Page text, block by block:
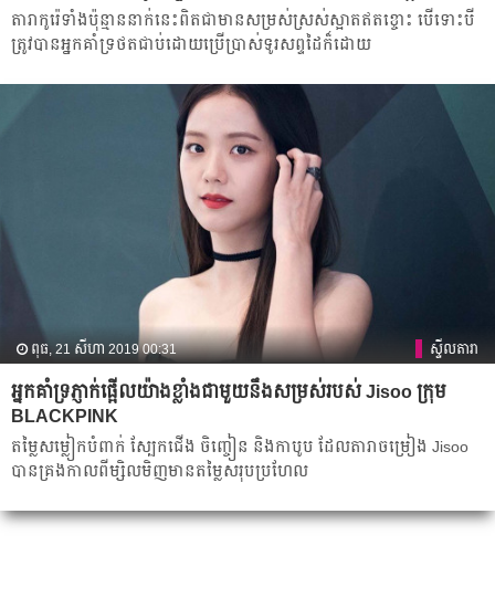
តារា​កូរ៉េ​ទាំង​ប៉ុន្មាន​នាក់​នេះ​ពិត​ជា​មាន​សម្រស់​ស្រស់​ស្អាត​ឥត​ខ្ចោះ​ បើ​ទោះបី​
ត្រូវ​បាន​អ្នក​គាំទ្រ​ថត​ជាប់​ដោយ​ប្រើ​ប្រាស់​ទូរសព្ទ​ដៃ​ក៏​ដោយ​
ពុធ, 21 សីហា 2019 00:31 ស្ទីលតារា
អ្នកគាំទ្រភ្ញាក់​ផ្អើលយ៉ាងខ្លាំងជាមួយនឹងសម្រស់របស់ Jisoo ក្រុម
BLACKPINK
តម្លៃ​សម្លៀក​បំពាក់​ ស្បែក​ជើង ចិញ្ចៀន និង​កាបូប ដែល​តារា​ចម្រៀង Jisoo
បាន​គ្រង​កាល​ពី​ម្សិល​មិញមាន​តម្លៃ​សរុប​ប្រហែល